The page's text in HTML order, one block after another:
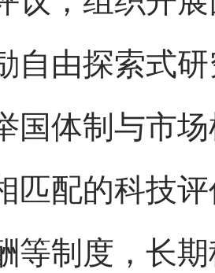
自由探索式
国体制与市
匹配的科技
等制度，长